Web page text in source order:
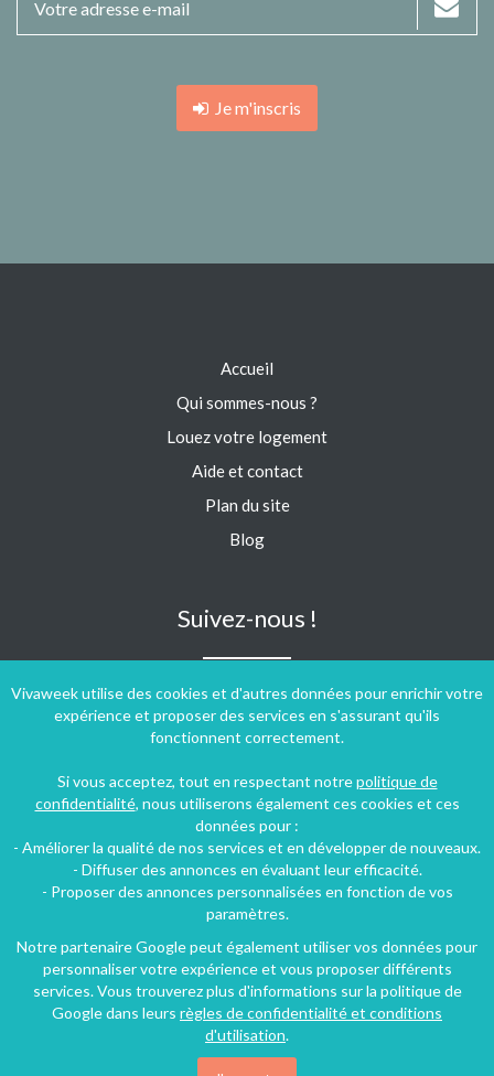
Je m'inscris
Vivaweek utilise des cookies et d'autres données pour enrichir votre
expérience et proposer des services en s'assurant qu'ils
fonctionnent correctement.
Si vous acceptez, tout en respectant notrepolitique de
confidentialité, nous utiliserons également ces cookies et ces
données pour :
- Améliorer la qualité de nos services et en développer de nouveaux.
- Diffuser des annonces en évaluant leur efficacité.
- Proposer des annonces personnalisées en fonction de vos
paramètres.
Notre partenaire Google peut également utiliser vos données pour
personnaliser votre expérience et vous proposer différents
services. Vous trouverez plus d'informations sur la politique de
Google dans leurs règles de confidentialité et conditions
d'utilisation.
Accueil
Qui sommes-nous ?
Louez votre logement
Aide et contact
Plan du site
Blog
Suivez-nous !
Conditions générales d'utilisation- Politique de confidentialité
Copyright © 2009 ‐ 2026 Vivaweek ‐ Tous droits réservés ‐
Dernière mise à jour du site : 07 août 2026